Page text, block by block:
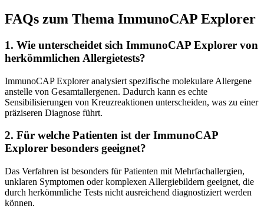
FAQs zum Thema ImmunoCAP Explorer
1. Wie unterscheidet sich ImmunoCAP Explorer von
herkömmlichen Allergietests?
ImmunoCAP Explorer analysiert spezifische molekulare Allergene
anstelle von Gesamtallergenen. Dadurch kann es echte
Sensibilisierungen von Kreuzreaktionen unterscheiden, was zu einer
präziseren Diagnose führt.
2. Für welche Patienten ist der ImmunoCAP
Explorer besonders geeignet?
Das Verfahren ist besonders für Patienten mit Mehrfachallergien,
unklaren Symptomen oder komplexen Allergiebildern geeignet, die
durch herkömmliche Tests nicht ausreichend diagnostiziert werden
können.